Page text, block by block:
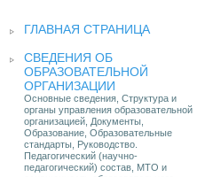
ГЛАВНАЯ СТРАНИЦА
СВЕДЕНИЯ ОБ
ОБРАЗОВАТЕЛЬНОЙ
ОРГАНИЗАЦИИ
Основные сведения, Структура и
органы управления образовательной
организацией, Документы,
Образование, Образовательные
стандарты, Руководство.
Педагогический (научно-
педагогический) состав, МТО и